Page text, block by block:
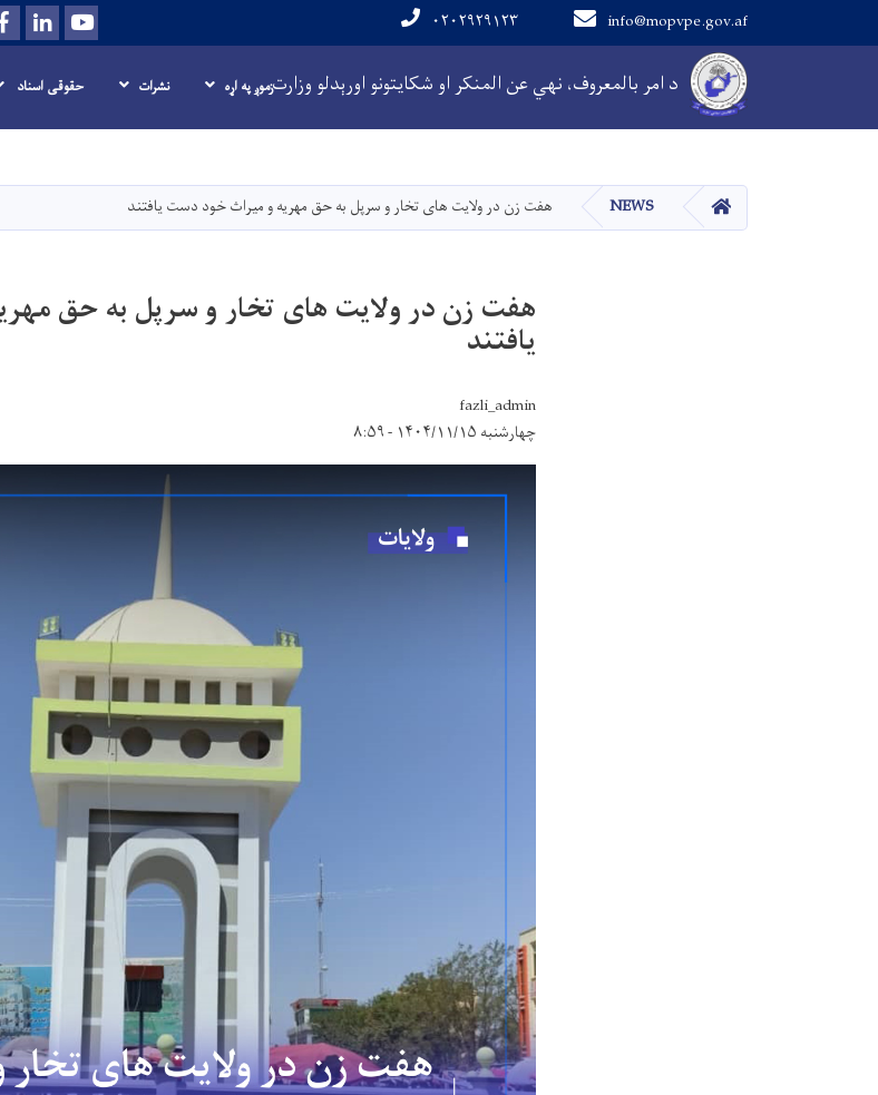
د امر بالمعروف، نهي عن المنکر او شکایتونو اورېدلو وزارت
info@mopvpe.gov.af ۰۲۰۲۹۲۹۱۲۳ Youtube
Main navigation
زموږ په اړه نشرات حقوقی اسناد
کور NEWS هفت زن در ولایت های تخار و سرپل به حق مهریه و میراث خود دست یافتند
هفت زن در ولایت های تخار و سرپل به حق
یافتند
fazli_admin
چهارشنبه ۱۴۰۴/۱۱/۱۵ - ۸:۵۹